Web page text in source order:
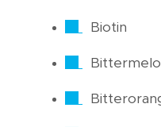
Biotin